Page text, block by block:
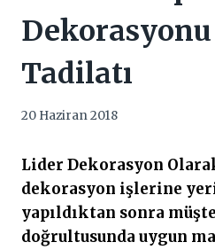
Tadilatı
20 Haziran 2018
Lider Dekorasyon
dekorasyon işlerine
yapıldıktan sonra
doğrultusunda uygun